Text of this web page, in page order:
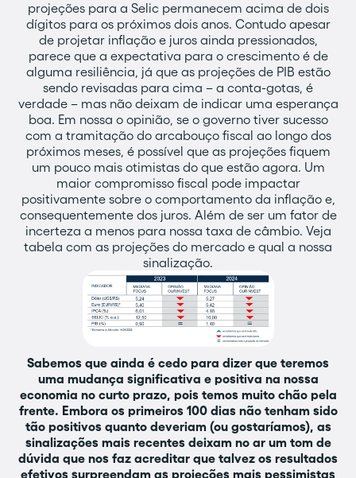
projeções para a Selic permanecem acima de dois
dígitos para os próximos dois anos. Contudo apesar
de projetar inflação e juros ainda pressionados,
parece que a expectativa para o crescimento é de
alguma resiliência, já que as projeções de PIB estão
sendo revisadas para cima – a conta-gotas, é
verdade – mas não deixam de indicar uma esperança
boa. Em nossa o opinião, se o governo tiver sucesso
com a tramitação do arcabouço fiscal ao longo dos
próximos meses, é possível que as projeções fiquem
um pouco mais otimistas do que estão agora. Um
maior compromisso fiscal pode impactar
positivamente sobre o comportamento da inflação e,
consequentemente dos juros. Além de ser um fator de
incerteza a menos para nossa taxa de câmbio. Veja
tabela com as projeções do mercado e qual a nossa
sinalização.
Sabemos que ainda é cedo para dizer que teremos
uma mudança significativa e positiva na nossa
economia no curto prazo, pois temos muito chão pela
frente. Embora os primeiros 100 dias não tenham sido
tão positivos quanto deveriam (ou gostaríamos), as
sinalizações mais recentes deixam no ar um tom de
dúvida que nos faz acreditar que talvez os resultados
efetivos surpreendam as projeções mais pessimistas